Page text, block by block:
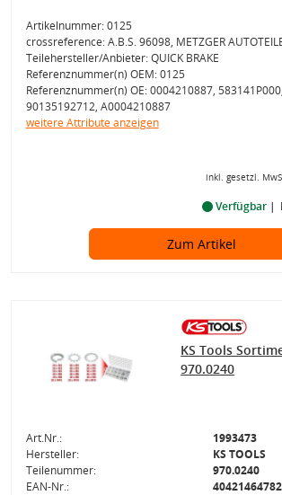
Artikelnummer: 0125
crossreference: A.B.S. 96098, METZGER
Teilehersteller/Anbieter: QUICK BRAKE
Referenznummer(n) OEM: 0125
Referenznummer(n) OE: 0004210887,
90135192712, A0004210887
weitere Attribute anzeigen
inkl. gesetzl.
Verfügbar
Zum Artikel
KS Tools
970.0240
Art.Nr.:
1993473
Hersteller:
KS TOOLS
Teilenummer:
970.0240
EAN-Nr.: